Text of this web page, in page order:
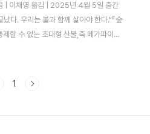
| 이채영 옮김 | 2025년 4월 5일 출간
다. 우리는 불과 함께 살아야 한다."『숲
제할 수 없는 초대형 산불,즉 메가파이어
웁니다.캘리포니아, 호주, 한국 경상도
자는 차분히 짚어냅니다.그리고 제안합
1